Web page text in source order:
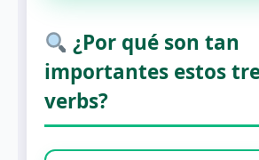
¿Por qué son tan
importantes estos
verbs?